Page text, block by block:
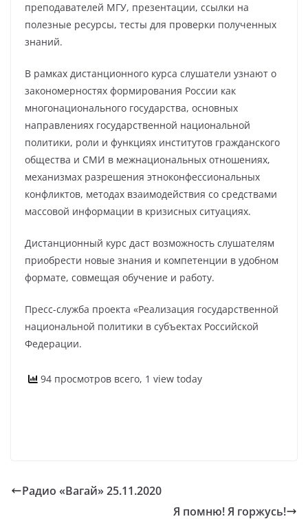
преподавателей МГУ, презентации, ссылки на
полезные ресурсы, тесты для проверки полученных
знаний.
В рамках дистанционного курса слушатели узнают о
закономерностях формирования России как
многонационального государства, основных
направлениях государственной национальной
политики, роли и функциях институтов гражданского
общества и СМИ в межнациональных отношениях,
механизмах разрешения этноконфессиональных
конфликтов, методах взаимодействия со средствами
массовой информации в кризисных ситуациях.
Дистанционный курс даст возможность слушателям
приобрести новые знания и компетенции в удобном
формате, совмещая обучение и работу.
Пресс-служба проекта «Реализация государственной
национальной политики в субъектах Российской
Федерации.
94 просмотров всего, 1 view today
Радио «Вагай» 25.11.2020
Я помню! Я горжусь!